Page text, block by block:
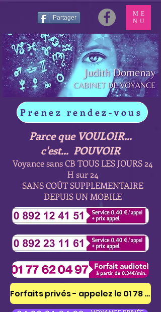
Partager
Prenez rendez-vous
Parce que VOULOIR...
c'est... POUVOIR
Voyance sans CB TOUS LES JOURS 24
H sur 24
SANS COÛT SUPPLEMENTAIRE
DEPUIS UN MOBILE
ME
NU
Forfaits privés - appelez le 01 78 41 53 51